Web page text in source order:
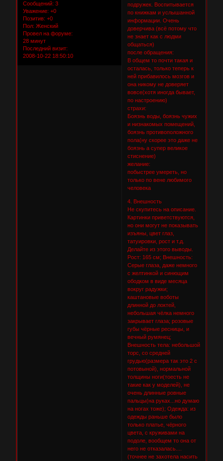
Сообщений: 3
Уважение: +0
Позитив: +0
Пол: Женский
Провел на форуме:
28 минут
Последний визит:
2008-10-22 18:50:10
подружек. Воспитывается
по книжкам и услышанной
информации. Очень
доверчива (всё потому что
не знает как с людми
общаться)
после обращения:
В общем то почти такая и
осталась, только теперь к
ней прибавилось мозгов и
она никому не доверяет
вовсе(хотя иногда бывает,
по настроению)
страхи:
Боязнь воды, боязнь чужих
и низнакомых помещений,
боязнь противоположного
пола(ну скорее это даже не
боязнь а супер великое
стиснение)
желание:
побыстрее умереть, но
только по вене любимого
человека
4. Внешность
Не скупитесь на описание.
Картинки приветствуются,
но они могут не показывать
изъяны, цвет глаз,
татуировки, рост и т.д.
Делайте из этого выводы.
Рост: 165 см; Внешность:
Серые глаза, даже немного
с желтинкой и синющим
ободком в виде месяца
вокруг радужки;
каштановые воботы
длинной до локтей,
небольшая чёлка немного
закрывает глаза; розовые
губы чёрные ресницы, и
вечный румянец;
Внешность тела: небольшой
торс, со средней
грудью(размера так это 2 с
потовыной), нормальной
толщины ноги(тоесть не
такие как у моделей), не
очень длинные ровные
пальцы(на руках...но думаю
на ногах тоже); Одежда: из
одежды раньше было
только платье, чёрного
цвета, с круживами на
подоле, вообщем то она от
него не отказалась....
(точнее не захотела насить